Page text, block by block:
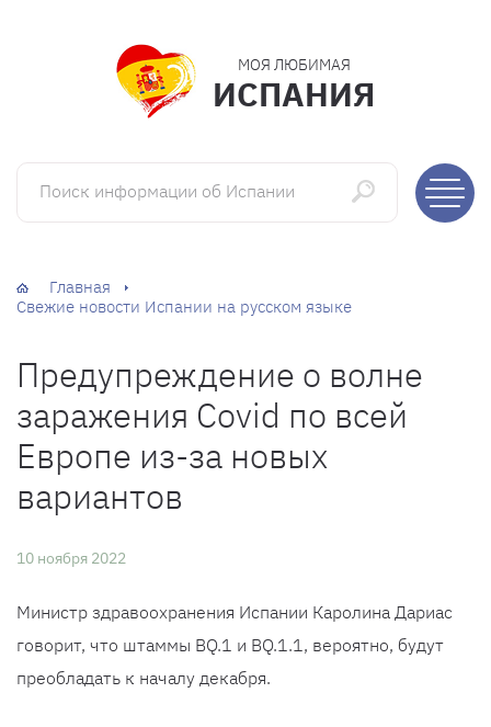
МОЯ ЛЮБИМАЯ
ИСПАНИЯ
Поиск информации об Испании
Главная
Свежие новости Испании на русском языке
Предупреждение о волне
заражения Covid по всей
Европе из-за новых
вариантов
10 ноября 2022
Министр здравоохранения Испании Каролина Дариас
говорит, что штаммы BQ.1 и BQ.1.1, вероятно, будут
преобладать к началу декабря.